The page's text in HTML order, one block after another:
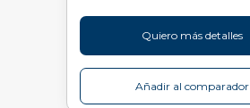
Quiero más detalles
Añadir al comparador